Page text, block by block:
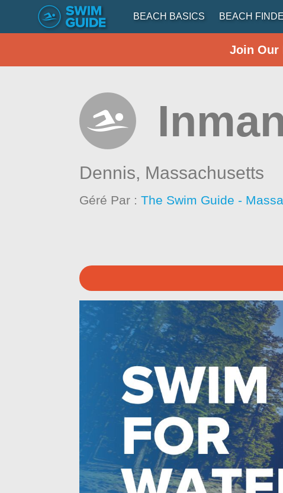
BEACH BASICS BEACH
Join Our
Dennis, Massachusetts
Géré Par :The Swim Guide -